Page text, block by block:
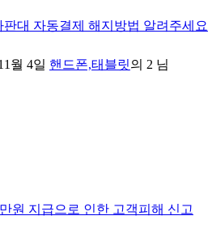
판대 자동결제 해지방법 알려주세요
월 4일 핸드폰,태블릿의 2 님
원 지급으로 인한 고객피해 신고